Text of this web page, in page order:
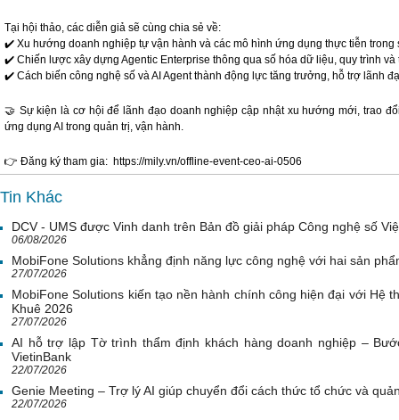
Tại hội thảo, các diễn giả sẽ cùng chia sẻ về:
✔️ Xu hướng doanh nghiệp tự vận hành và các mô hình ứng dụng thực tiễn trong
✔️ Chiến lược xây dựng Agentic Enterprise thông qua số hóa dữ liệu, quy trình và
✔️ Cách biến công nghệ số và AI Agent thành động lực tăng trưởng, hỗ trợ lãnh
🤝 Sự kiện là cơ hội để lãnh đạo doanh nghiệp cập nhật xu hướng mới, trao
ứng dụng AI trong quản trị, vận hành.
👉 Đăng ký tham gia: https://mily.vn/offline-event-ceo-ai-0506
Tin Khác
DCV - UMS được Vinh danh trên Bản đồ giải pháp Công nghệ số
06/08/2026
MobiFone Solutions khẳng định năng lực công nghệ với hai sản
27/07/2026
MobiFone Solutions kiến tạo nền hành chính công hiện đại với Hệ
Khuê 2026
27/07/2026
AI hỗ trợ lập Tờ trình thẩm định khách hàng doanh nghiệp –
VietinBank
22/07/2026
Genie Meeting – Trợ lý AI giúp chuyển đổi cách thức tổ chức và
22/07/2026